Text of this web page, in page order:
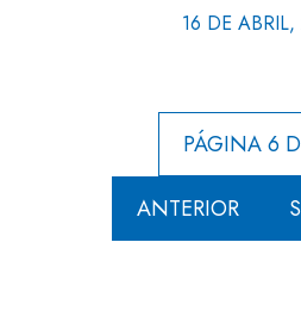
16 DE
PÁGINA 6
ANTERIOR